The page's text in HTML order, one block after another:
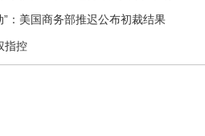
：美国商务部推迟公布初裁结果
指控